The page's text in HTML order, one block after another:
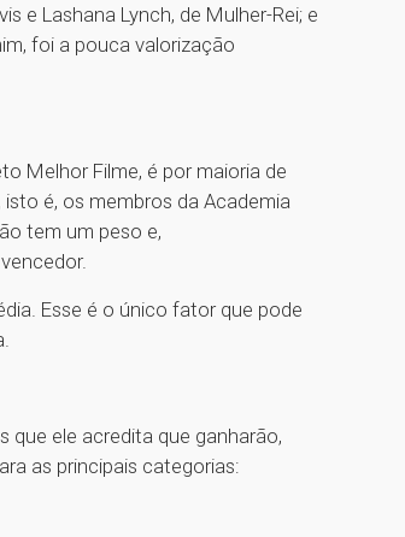
e Lashana Lynch, de Mulher-Rei; e
foi a pouca valorização
Melhor Filme, é por maioria de
é, os membros da Academia
tem um peso e,
Esse é o único fator que pode
ele acredita que ganharão,
as principais categorias: